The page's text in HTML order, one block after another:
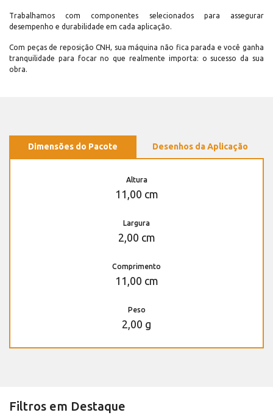
Trabalhamos com componentes selecionados para assegurar
desempenho e durabilidade em cada aplicação.
Com peças de reposição CNH, sua máquina não fica parada e você ganha
tranquilidade para focar no que realmente importa: o sucesso da sua
obra.
Dimensões do Pacote Desenhos da Aplicação
Altura
11,00 cm
Largura
2,00 cm
Comprimento
11,00 cm
Peso
2,00 g
Filtros em Destaque